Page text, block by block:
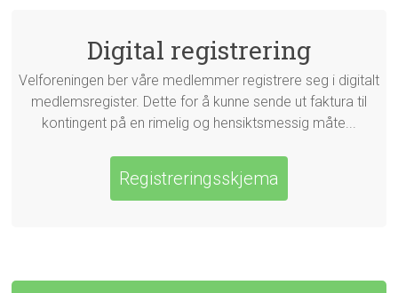
Digital registrering
Velforeningen ber våre medlemmer registrere seg i digitalt
medlemsregister. Dette for å kunne sende ut faktura til
kontingent på en rimelig og hensiktsmessig måte...
Registreringsskjema